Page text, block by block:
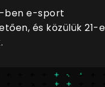
ben e-sport
és közülük 21-